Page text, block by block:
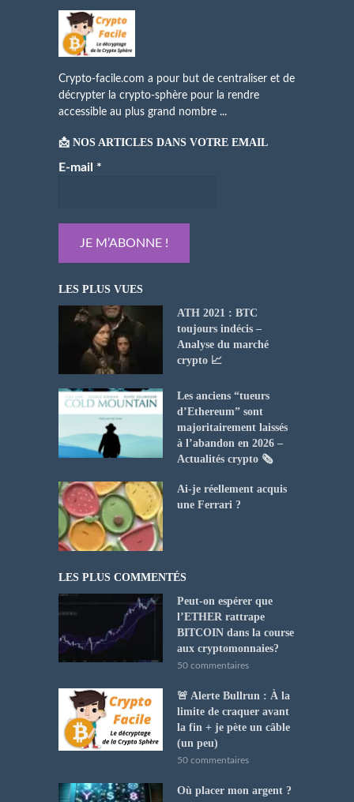
Crypto-facile.com a pour but de centraliser et de
décrypter la crypto-sphère pour la rendre
accessible au plus grand nombre ...
📩 NOS ARTICLES DANS VOTRE EMAIL
E-mail *
LES PLUS VUES
ATH 2021 : BTC
toujours indécis –
Analyse du marché
crypto 📈
Les anciens “tueurs
d’Ethereum” sont
majoritairement laissés
à l’abandon en 2026 –
Actualités crypto 🗞️
Ai-je réellement acquis
une Ferrari ?
LES PLUS COMMENTÉS
Peut-on espérer que
l’ETHER rattrape
BITCOIN dans la course
aux cryptomonnaies?
50 commentaires
🚨 Alerte Bullrun : À la
limite de craquer avant
la fin + je pète un câble
(un peu)
50 commentaires
Où placer mon argent ?